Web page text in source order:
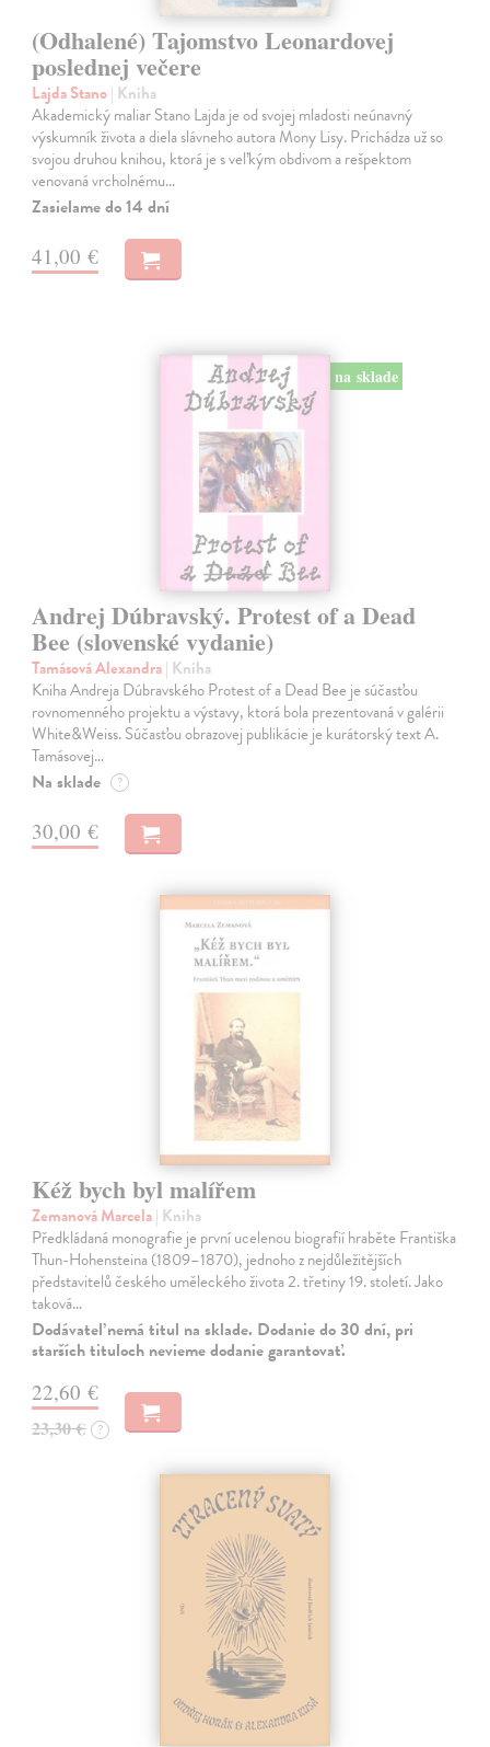
(Odhalené) Tajomstvo Leonardovej
poslednej večere
Lajda Stano| Kniha
Akademický maliar Stano Lajda je od svojej mladosti neúnavný
výskumník života a diela slávneho autora Mony Lisy. Prichádza už so
svojou druhou knihou, ktorá je s veľkým obdivom a rešpektom
venovaná vrcholnému…
Zasielame do 14 dní
41,00 €
na sklade
Andrej Dúbravský. Protest of a Dead
Bee (slovenské vydanie)
Tamásová Alexandra| Kniha
Kniha Andreja Dúbravského Protest of a Dead Bee je súčasťou
rovnomenného projektu a výstavy, ktorá bola prezentovaná v galérii
White&Weiss. Súčasťou obrazovej publikácie je kurátorský text A.
Tamásovej…
Na sklade ?
30,00 €
Kéž bych byl malířem
Zemanová Marcela| Kniha
Předkládaná monografie je první ucelenou biografií hraběte Františka
Thun-Hohensteina (1809–1870), jednoho z nejdůležitějších
představitelů českého uměleckého života 2. třetiny 19. století. Jako
taková…
Dodávateľ nemá titul na sklade. Dodanie do 30 dní, pri
starších tituloch nevieme dodanie garantovať.
22,60 €
23,30 € ?